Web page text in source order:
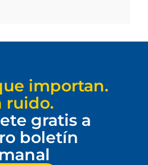
importan.
ruido.
gratis a
boletín